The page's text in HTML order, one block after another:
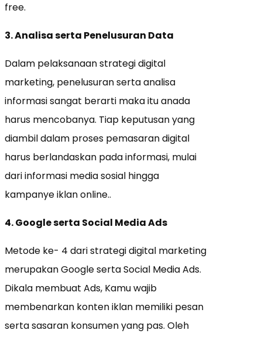
free.
3. Analisa serta Penelusuran Data
Dalam pelaksanaan strategi digital
marketing, penelusuran serta analisa
informasi sangat berarti maka itu anada
harus mencobanya. Tiap keputusan yang
diambil dalam proses pemasaran digital
harus berlandaskan pada informasi, mulai
dari informasi media sosial hingga
kampanye iklan online..
4. Google serta Social Media Ads
Metode ke- 4 dari strategi digital marketing
merupakan Google serta Social Media Ads.
Dikala membuat Ads, Kamu wajib
membenarkan konten iklan memiliki pesan
serta sasaran konsumen yang pas. Oleh